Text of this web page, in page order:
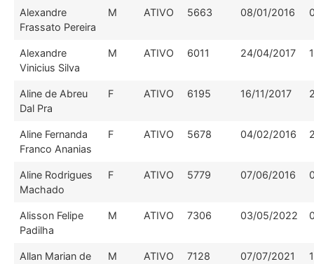
Alexandre
Frassato Pereira
M ATIVO 5663 08/01/2016
Alexandre
Vinicius Silva
M ATIVO 6011 24/04/2017
Aline de Abreu
Dal Pra
F ATIVO 6195 16/11/2017
Aline Fernanda
Franco Ananias
F ATIVO 5678 04/02/2016
Aline Rodrigues
Machado
F ATIVO 5779 07/06/2016
Alisson Felipe
Padilha
M ATIVO 7306 03/05/2022
Allan Marian de
M ATIVO 7128 07/07/2021